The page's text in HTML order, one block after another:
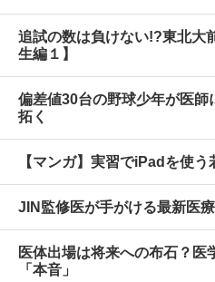
追試の数は負けない!?東北大
生編１】
偏差値30台の野球少年が医師
拓く
【マンガ】実習でiPadを使
JIN監修医が手がける最新医
医体出場は将来への布石？医
「本音」